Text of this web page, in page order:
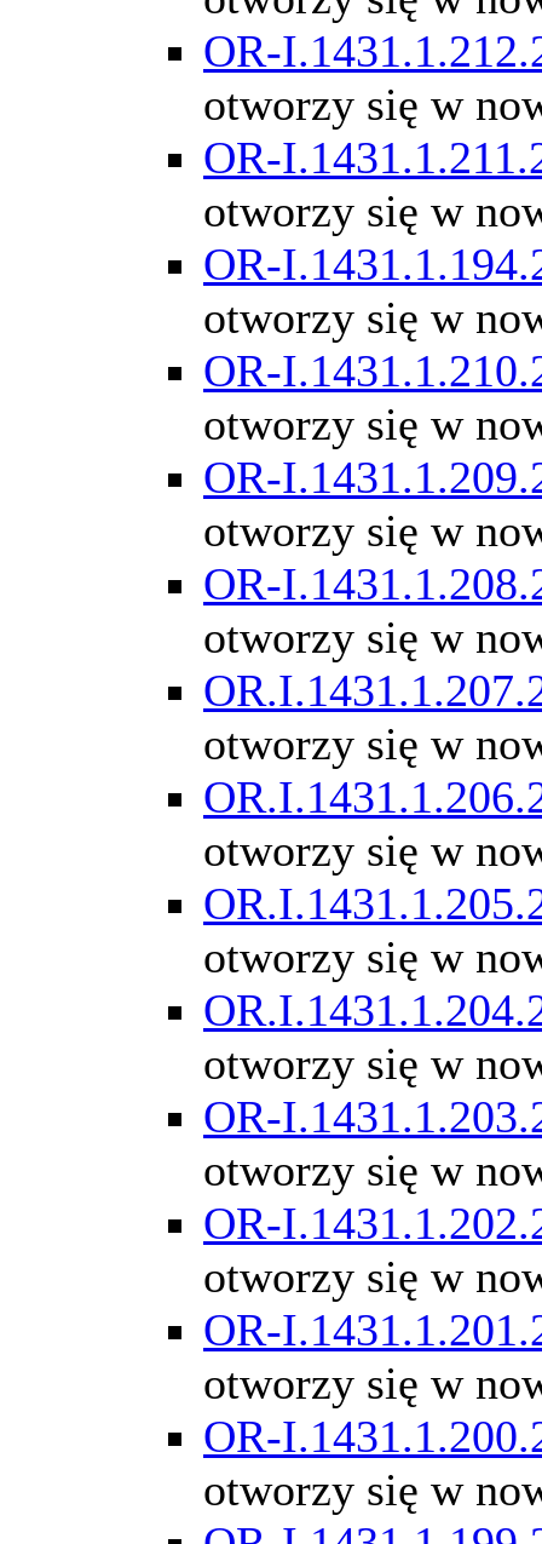
OR-
otworzy się w
OR-
otworzy się w
OR-
otworzy się w
OR-
otworzy się w
OR-
otworzy się w
OR-
otworzy się w
otworzy się w
otworzy się w
otworzy się w
otworzy się w
OR-
otworzy się w
OR-
otworzy się w
OR-
otworzy się w
OR-
otworzy się w